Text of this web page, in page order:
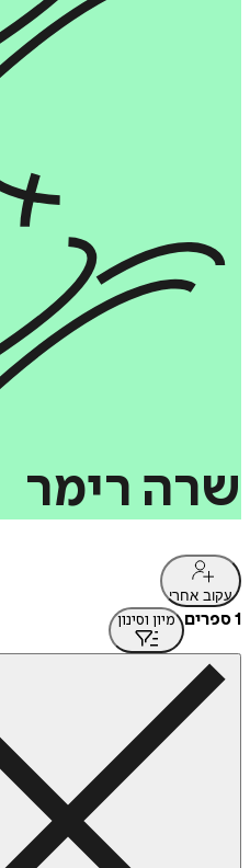
שרה רימר
עקוב אחרי
1 ספרים מיון וסינון